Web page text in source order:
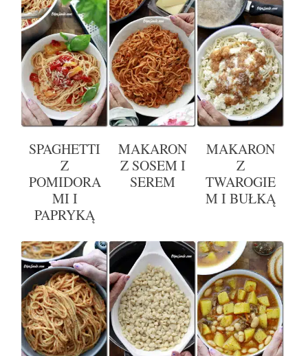
SPAGHETTI
Z
POMIDORA
MI I
PAPRYKĄ
MAKARON
Z SOSEM I
SEREM
MAKARON
Z
TWAROGIE
M I BUŁKĄ